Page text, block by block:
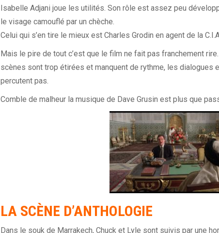
Isabelle Adjani joue les utilités. Son rôle est assez peu
le visage camouflé par un chèche.
Celui qui s’en tire le mieux est Charles Grodin en agent de la
Mais le pire de tout c’est que le film ne fait pas franchement
scènes sont trop étirées et manquent de rythme, les dialogues
percutent pas.
Comble de malheur la musique de Dave Grusin est plus que
LA SCÈNE D’ANTHOLOGIE
Dans le souk de Marrakech, Chuck et Lyle sont suivis par une